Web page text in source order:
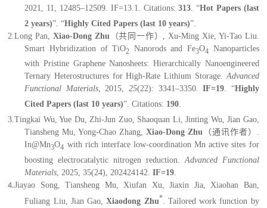
2021, 11, 12485–12509. IF=13. 1 Citations:313 “Hot Papers (last
2 years)”. “Highly Cited Papers (last 10 years)”.
2.Long Pan,Xiao-Dong Zhu （共同一作）, Xu-Ming Xie, Yi-Tao Liu.
Smart Hybridization of TiO2 Nanorods and Fe3O4 Nanoparticles
with Pristine Graphene Nanosheets: Hierarchically Nanoengineered
Ternary Heterostructures for High-Rate Lithium Storage.Advanced
Functional Materials, 2015,25(22): 3341–3350.IF=19. “Highly
Cited Papers (last 10 years)”. Citations: 190.
3.Tingkai Wu, Yue Du, Zhi-Jun Zuo, Shaoquan Li, Jinting Wu, Jian Gao,
Tiansheng Mu, Yong-Chao Zhang,Xiao-Dong Zhu （通讯作者） .
In@Mn3O4 with rich interface low-coordination Mn active sites for
boosting electrocatalytic nitrogen reduction.Advanced Functional
Materials, 2025,35(24),202424142.IF=19.
4.Jiayao Song, Tiansheng Mu, Xiufan Xu, Jiaxin Jia, Xiaohan Ban,
Fuliang Liu, Jian Gao,Xiaodong Zhu* . Tailored work function by